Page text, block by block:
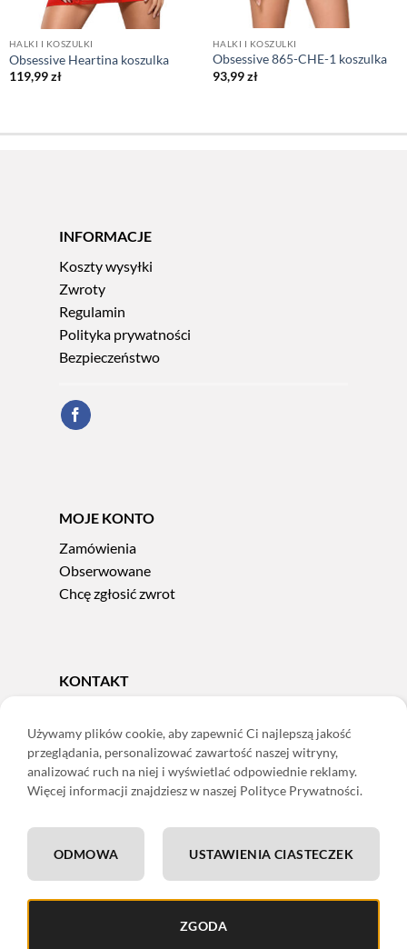
HALKI I KOSZULKI
Obsessive Heartina koszulka
119,99zł
HALKI I KOSZULKI
Obsessive 865-CHE-1 koszulka
93,99zł
INFORMACJE
Koszty wysyłki
Zwroty
Regulamin
Polityka prywatności
Bezpieczeństwo
MOJE KONTO
Zamówienia
Obserwowane
Chcę zgłosić zwrot
KONTAKT
e-mail:sklep@adoris.pl
poniedziałek - piątek 8:00-16:00
Adoris Dorota Święcka
58-502 Jelenia Góra
ING: 22 1050 1751 1000 0091 0971 2688
Używamy plików cookie, aby zapewnić Ci najlepszą jakość
przeglądania, personalizować zawartość naszej witryny,
analizować ruch na niej i wyświetlać odpowiednie reklamy.
Więcej informacji znajdziesz w naszej Polityce Prywatności.
ZGODA
USTAWIENIA CIASTECZEK
ODMOWA